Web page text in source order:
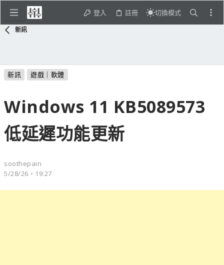
登入 註冊 切換模式
新訊
新訊 遊戲｜軟體
Windows 11 KB5089573
低延遲功能更新
soothepain
5/28/26，19:27